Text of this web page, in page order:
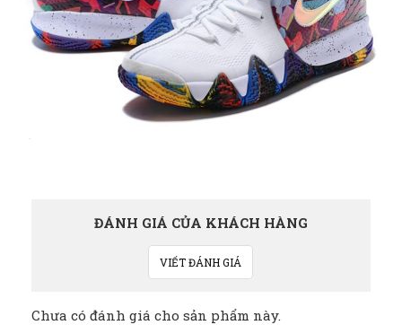
ĐÁNH GIÁ CỦA KHÁCH HÀNG
VIẾT ĐÁNH GIÁ
Chưa có đánh giá cho sản phẩm này.